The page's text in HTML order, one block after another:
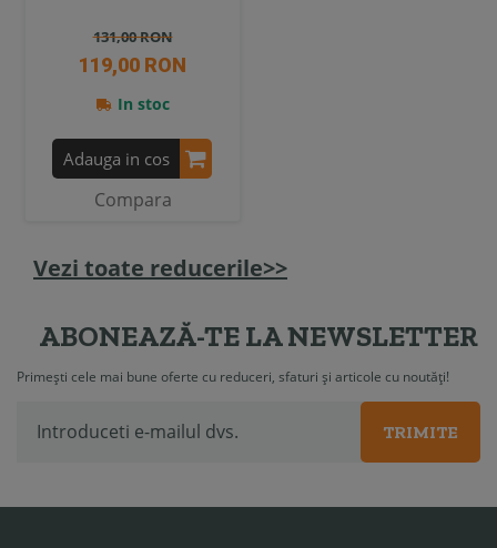
131,00 RON
119,00 RON
In stoc
Adauga in cos
Compara
Vezi toate reducerile>>
ABONEAZĂ-TE LA NEWSLETTER
Primești cele mai bune oferte cu reduceri, sfaturi și articole cu noutăți!
TRIMITE